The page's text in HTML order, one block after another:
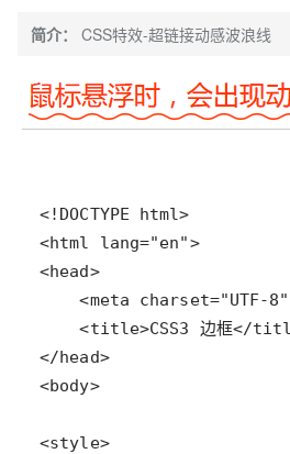
简介： CSS特效-超链接动感波浪线
<html lang="en">
<head>
</head>
<body>
<style>